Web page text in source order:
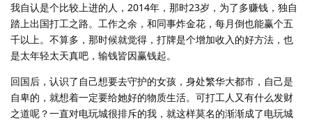
我自认是个比较上进的人，2014年，那时23岁，为了多赚钱，独自
踏上出国打工之路。工作之余，和同事炸金花，每月倒也能赢个五
千以上。不算多，那时候就觉得，打牌是个增加收入的好方法，也
是太年轻太天真吧，输钱皆因赢钱起。
回国后，认识了自己想要去守护的女孩，身处繁华大都市，自己是
自卑的，就想着一定要给她好的物质生活。可打工人又有什么发财
之道呢？一直对电玩城很排斥的我，就这样莫名的渐渐成了电玩城